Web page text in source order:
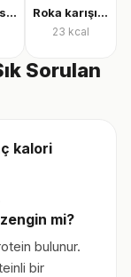
Domates, salatalık ve biber salatası Roka karışık yeşillik
23 kcal
Sorulan
kalori
mi?
bulunur.
bir